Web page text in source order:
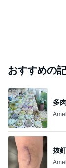
おすすめの
多
抜